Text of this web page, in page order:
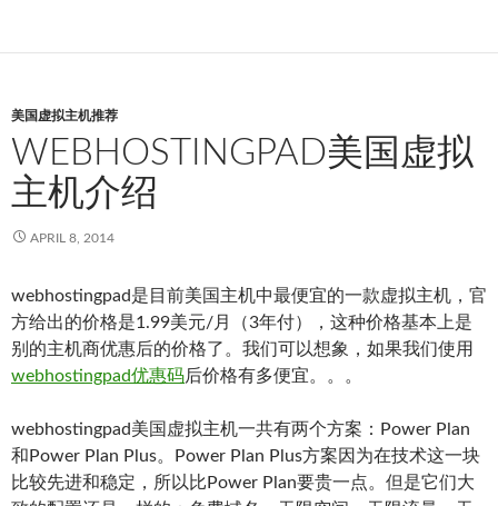
美国虚拟主机推荐
WEBHOSTINGPAD美国虚拟
主机介绍
APRIL 8, 2014
webhostingpad是目前美国主机中最便宜的一款虚拟主机，官
方给出的价格是1.99美元/月（3年付），这种价格基本上是
别的主机商优惠后的价格了。我们可以想象，如果我们使用
webhostingpad优惠码后价格有多便宜。。。
webhostingpad美国虚拟主机一共有两个方案：Power Plan
和Power Plan Plus。Power Plan Plus方案因为在技术这一块
比较先进和稳定，所以比Power Plan要贵一点。但是它们大